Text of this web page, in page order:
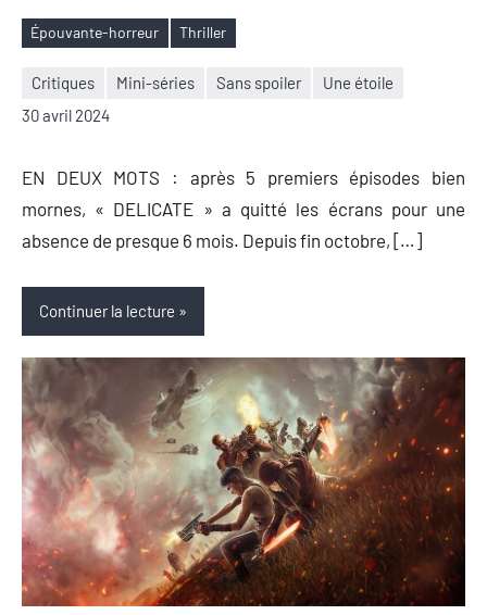
Étiquettes
Épouvante-horreur Thriller
Critiques Mini-séries Sans spoiler
Une étoile
30 avril 2024
Nicolas
1
EN DEUX MOTS : après 5 premiers épisodes bien
mornes, « DELICATE » a quitté les écrans pour une
absence de presque 6 mois. Depuis fin octobre, […]
Continuer la lecture